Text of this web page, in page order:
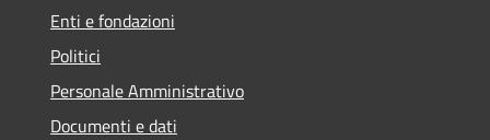
Enti e fondazioni
Politici
Personale Amministrativo
Documenti e dati